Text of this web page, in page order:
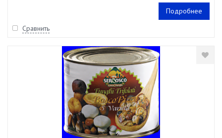
Подробнее
Сравнить